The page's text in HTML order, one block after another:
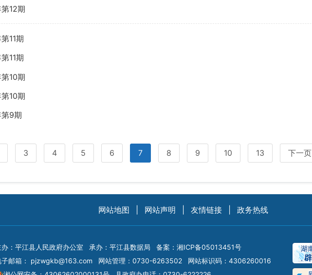
12期
11期
11期
10期
10期
9期
3 4 5 6 7 8 9 10 13 下一页
网站地图 网站声明 友情链接 政务热线
办：平江县人民政府办公室 承办：平江县数据局 备案： 湘ICP备05013451号
子邮箱： pjzwgkb@163.com 网站管理：0730-6263502
网站标识码：4306260016